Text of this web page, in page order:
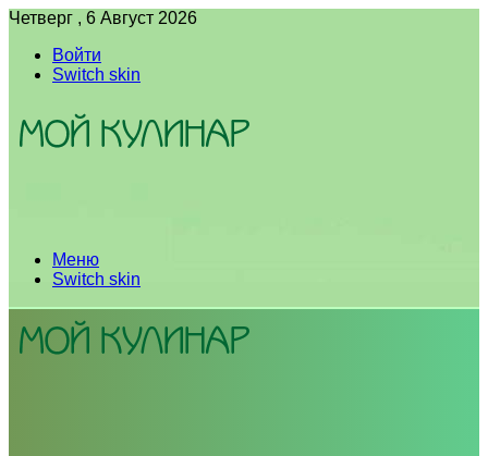
Четверг , 6 Август 2026
Войти
Switch skin
Меню
Switch skin